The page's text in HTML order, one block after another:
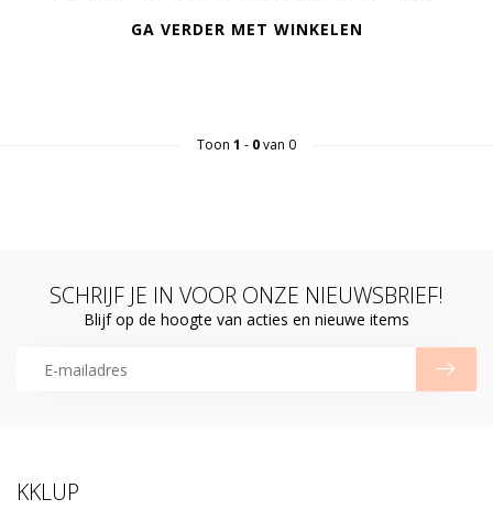
GA VERDER MET WINKELEN
Toon 1 - 0van 0
SCHRIJF JE IN VOOR ONZE NIEUWSBRIEF!
Blijf op de hoogte van acties en nieuwe items
KKLUP